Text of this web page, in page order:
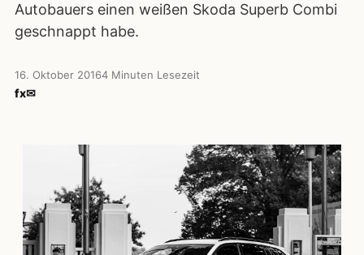
Autobauers einen weißen Skoda Superb Combi
geschnappt habe.
16. Oktober 20164 Minuten Lesezeit
fx✉